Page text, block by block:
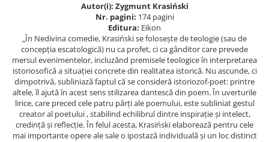
Politică/Geopolitică
Proză
Psihologie
Sociologie
Spiritualitate/Ezoterism
Sport
Autor(i): Zygmunt Krasiński
Nr. pagini: 174 pagini
Editura: Eikon
„În Nedivina comedie, Krasiński se folosește de teologie (sau de
concepția escato­logică) nu ca profet, ci ca gânditor care prevede
mersul evenimentelor, incluzând premisele teologice în interpretarea
istoriosofică a situației concrete din realitatea istorică. Nu ascunde, ci
dimpotrivă, subliniază faptul că se consideră istoriozof-poet: printre
altele, îl ajută în acest sens stilizarea dantescă din poem. În uverturile
lirice, care preced cele patru părți ale poemului, este subliniat gestul
creator al poetului , stabilind echilibrul dintre inspirație și intelect,
credință și reflecție. În felul acesta, Krasiński elaborează pentru cele
mai importante opere ale sale o ipostază individuală și un loc distinct